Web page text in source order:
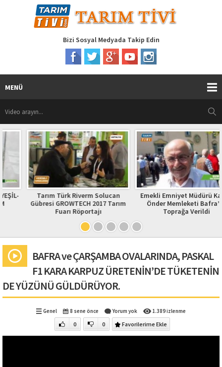
Bizi Sosyal Medyada Takip Edin
MENÜ
Tarım Türk Riverm Solucan
Gübresi GROWTECH 2017 Tarım
Fuarı Röportajı
Emekli Emniyet Müdürü Kazım
Önder Memleketi Bafra’da
Toprağa Verildi
BAFRA ve ÇARŞAMBA OVALARINDA, PASKAL
F1 KARA KARPUZ ÜRETENİN’DE TÜKETENİN
DE YÜZÜNÜ GÜLDÜRÜYOR.
Genel 8 sene önce Yorum yok 1.389 izlenme
0 0 Favorilerime Ekle